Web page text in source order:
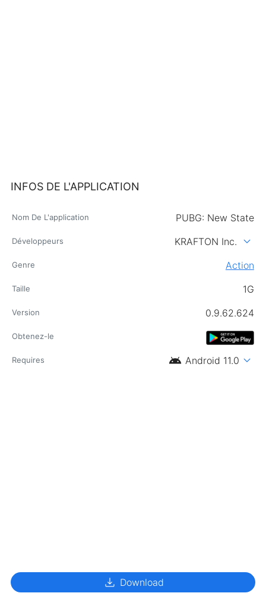
INFOS DE L'APPLICATION
Nom De L'application PUBG: New State
Développeurs KRAFTON Inc. expand_more
Genre Action
Taille 1G
Version 0.9.62.624
Obtenez-le
Requires android Android 11.0 expand_more
download Download